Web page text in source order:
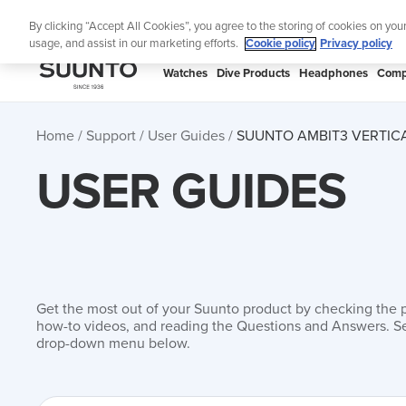
SUUNTO
Watches Dive Products Headphones
Home Support User Guides SUUNTO AMBIT3
USER GUIDES
Get the most out of your Suunto product by checking the
how-to videos, and reading the Questions and Answers.
drop-down menu below.
By clicking “Accept All Cookies”, you agree to the storing of cookies on
usage, and assist in our marketing efforts.
Cookie policy Privacy policy